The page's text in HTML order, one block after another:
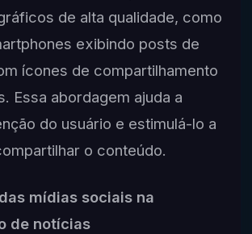
de alta qualidade, como
exibindo posts de
ícones de compartilhamento
Essa abordagem ajuda a
do usuário e estimulá-lo a
o conteúdo.
mídias sociais na
de notícias